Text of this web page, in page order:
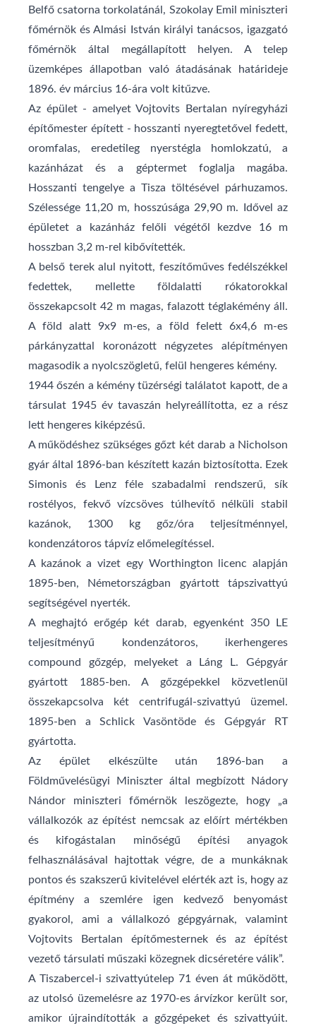
Belfő csatorna torkolatánál, Szokolay Emil miniszteri
főmérnök és Almási István királyi tanácsos, igazgató
főmérnök által megállapított helyen. A telep
üzemképes állapotban való átadásának határideje
1896. év március 16-ára volt kitűzve.
Az épület - amelyet Vojtovits Bertalan nyíregyházi
építőmester épített - hosszanti nyeregtetővel fedett,
oromfalas, eredetileg nyerstégla homlokzatú, a
kazánházat és a géptermet foglalja magába.
Hosszanti tengelye a Tisza töltésével párhuzamos.
Szélessége 11,20 m, hosszúsága 29,90 m. Idővel az
épületet a kazánház felőli végétől kezdve 16 m
hosszban 3,2 m-rel kibővítették.
A belső terek alul nyitott, feszítőműves fedélszékkel
fedettek, mellette földalatti rókatorokkal
összekapcsolt 42 m magas, falazott téglakémény áll.
A föld alatt 9x9 m-es, a föld felett 6x4,6 m-es
párkányzattal koronázott négyzetes alépítményen
magasodik a nyolcszögletű, felül hengeres kémény.
1944 őszén a kémény tüzérségi találatot kapott, de a
társulat 1945 év tavaszán helyreállította, ez a rész
lett hengeres kiképzésű.
A működéshez szükséges gőzt két darab a Nicholson
gyár által 1896-ban készített kazán biztosította. Ezek
Simonis és Lenz féle szabadalmi rendszerű, sík
rostélyos, fekvő vízcsöves túlhevítő nélküli stabil
kazánok, 1300 kg gőz/óra teljesítménnyel,
kondenzátoros tápvíz előmelegítéssel.
A kazánok a vizet egy Worthington licenc alapján
1895-ben, Németországban gyártott tápszivattyú
segítségével nyerték.
A meghajtó erőgép két darab, egyenként 350 LE
teljesítményű kondenzátoros, ikerhengeres
compound gőzgép, melyeket a Láng L. Gépgyár
gyártott 1885-ben. A gőzgépekkel közvetlenül
összekapcsolva két centrifugál-szivattyú üzemel.
1895-ben a Schlick Vasöntöde és Gépgyár RT
gyártotta.
Az épület elkészülte után 1896-ban a
Földművelésügyi Miniszter által megbízott Nádory
Nándor miniszteri főmérnök leszögezte, hogy „a
vállalkozók az építést nemcsak az előírt mértékben
és kifogástalan minőségű építési anyagok
felhasználásával hajtottak végre, de a munkáknak
pontos és szakszerű kivitelével elérték azt is, hogy az
építmény a szemlére igen kedvező benyomást
gyakorol, ami a vállalkozó gépgyárnak, valamint
Vojtovits Bertalan építőmesternek és az építést
vezető társulati műszaki közegnek dicséretére válik”.
A Tiszabercel-i szivattyútelep 71 éven át működött,
az utolsó üzemelésre az 1970-es árvízkor került sor,
amikor újraindították a gőzgépeket és szivattyúit.